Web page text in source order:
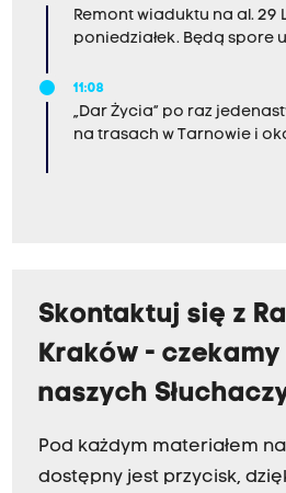
Remont wiaduktu na al. 29
poniedziałek. Będą spore
11:08
„Dar Życia” po raz
na trasach w Tarnowie i
Skontaktuj się z
Kraków -
naszych
Pod każdym materiałem
dostępny jest przycisk,